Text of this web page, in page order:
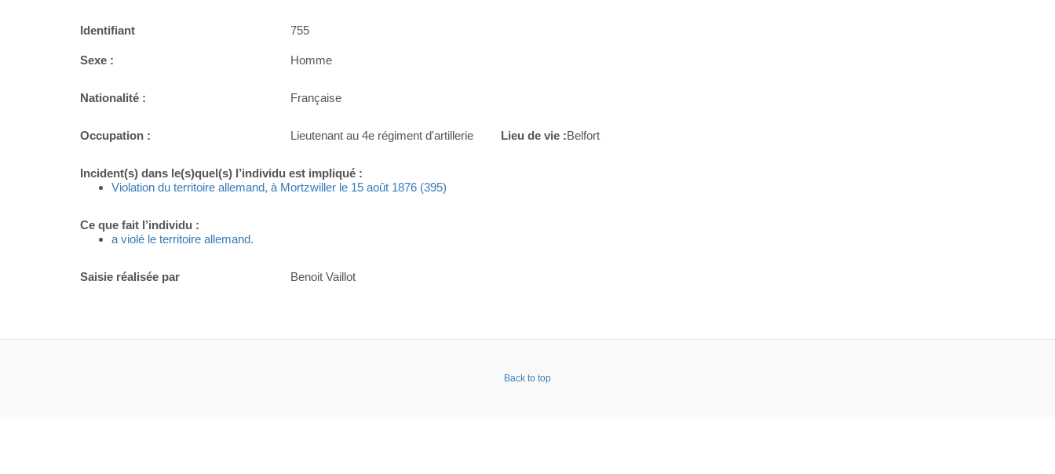
Identifiant 755
Sexe : Homme
Nationalité : Française
Occupation : Lieutenant au 4e régiment d'artillerie Lieu de vie :Belfort
Incident(s) dans le(s)quel(s) l’individu est impliqué :
Violation du territoire allemand, à Mortzwiller le 15 août 1876 (395)
Ce que fait l’individu :
a violé le territoire allemand.
Saisie réalisée par Benoit Vaillot
Back to top